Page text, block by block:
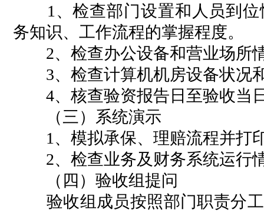
1、检查部门设置和人员到位
务知识、工作流程的掌握程度。
2、检查办公设备和营业场所
3、检查计算机机房设备状况
4、核查验资报告日至验收当
（三）系统演示
1、模拟承保、理赔流程并打
2、检查业务及财务系统运行
（四）验收组提问
验收组成员按照部门职责分工